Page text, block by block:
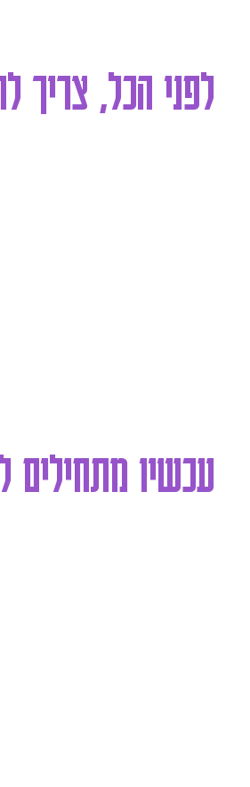
לפני הכל, צריך
עכשיו